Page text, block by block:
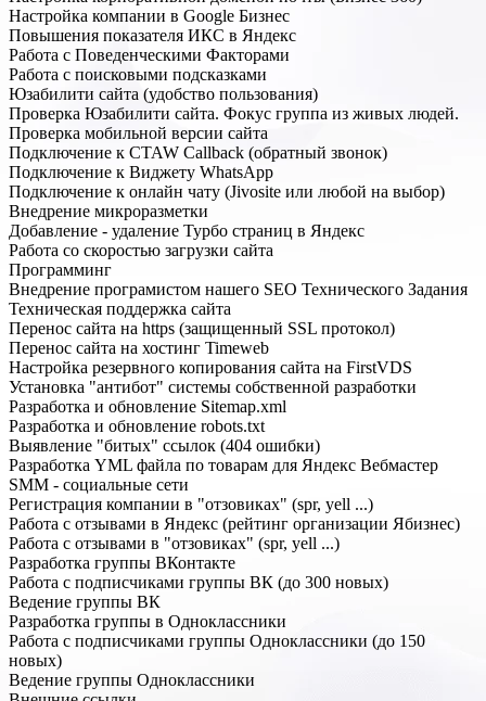
Настройка компании в Google Бизнес
Повышения показателя ИКС в Яндекс
Работа с Поведенческими Факторами
Работа с поисковыми подсказками
Юзабилити сайта (удобство пользования)
Проверка Юзабилити сайта. Фокус группа из живых людей.
Проверка мобильной версии сайта
Подключение к CTAW Callback (обратный звонок)
Подключение к Виджету WhatsApp
Подключение к онлайн чату (Jivosite или любой на выбор)
Внедрение микроразметки
Добавление - удаление Турбо страниц в Яндекс
Работа со скоростью загрузки сайта
Программинг
Внедрение програмистом нашего SEO Технического Задания
Техническая поддержка сайта
Перенос сайта на https (защищенный SSL протокол)
Перенос сайта на хостинг Timeweb
Настройка резервного копирования сайта на FirstVDS
Установка "антибот" системы собственной разработки
Разработка и обновление Sitemap.xml
Разработка и обновление robots.txt
Выявление "битых" ссылок (404 ошибки)
Разработка YML файла по товарам для Яндекс Вебмастер
SMM - социальные сети
Регистрация компании в "отзовиках" (spr, yell ...)
Работа с отзывами в Яндекс (рейтинг организации Ябизнес)
Работа с отзывами в "отзовиках" (spr, yell ...)
Разработка группы ВКонтакте
Работа с подписчиками группы ВК (до 300 новых)
Ведение группы ВК
Разработка группы в Одноклассники
Работа с подписчиками группы Одноклассники (до 150
новых)
Ведение группы Одноклассники